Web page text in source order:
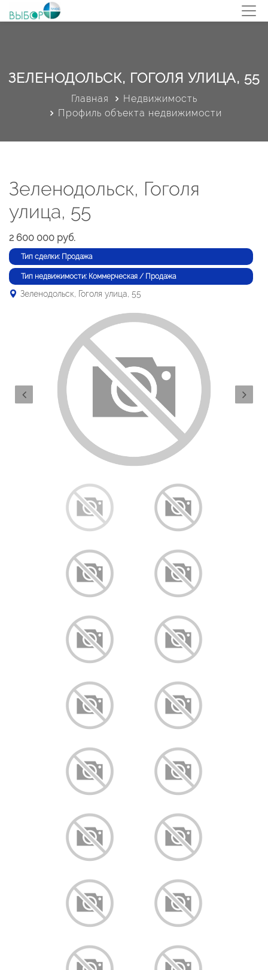
ЗЕЛЕНОДОЛЬСК, ГОГОЛЯ УЛИЦА, 55
Главная
Недвижимость
Профиль объекта недвижимости
Зеленодольск, Гоголя
улица, 55
2 600 000 руб.
Тип сделки: Продажа
Тип недвижимости: Коммерческая / Продажа
Зеленодольск, Гоголя улица, 55